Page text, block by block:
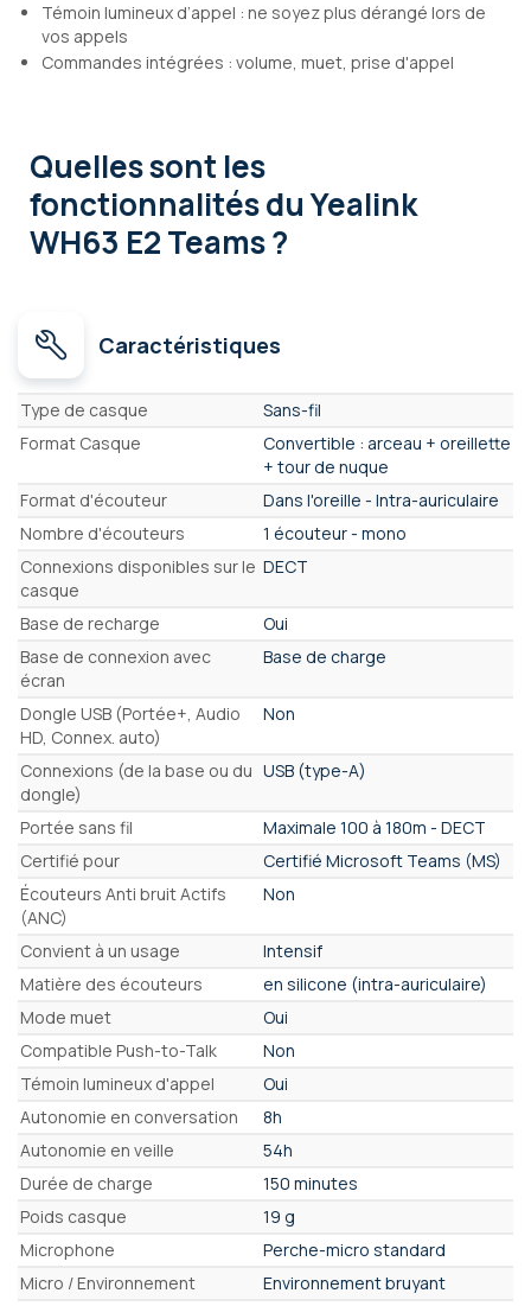
Témoin lumineux d’appel : ne soyez plus dérangé lors de
vos appels
Commandes intégrées : volume, muet, prise d'appel
Quelles sont les
fonctionnalitésdu Yealink
WH63 E2 Teams ?
Caractéristiques
Caractéristiques
Type de casque
Sans-fil
Format Casque
Convertible : arceau + oreillette
+ tour de nuque
Format d'écouteur
Dans l'oreille - Intra-auriculaire
Nombre d'écouteurs
1 écouteur - mono
Connexions disponibles sur le
casque
DECT
Base de recharge
Oui
Base de connexion avec
écran
Base de charge
Dongle USB (Portée+, Audio
HD, Connex. auto)
Non
Connexions (de la base ou du
dongle)
USB (type-A)
Portée sans fil
Maximale 100 à 180m - DECT
Certifié pour
Certifié Microsoft Teams (MS)
Écouteurs Anti bruit Actifs
(ANC)
Non
Convient à un usage
Intensif
Matière des écouteurs
en silicone (intra-auriculaire)
Mode muet
Oui
Compatible Push-to-Talk
Non
Témoin lumineux d'appel
Oui
Autonomie en conversation
8h
Autonomie en veille
54h
Durée de charge
150 minutes
Poids casque
19 g
Microphone
Perche-micro standard
Micro / Environnement
Environnement bruyant